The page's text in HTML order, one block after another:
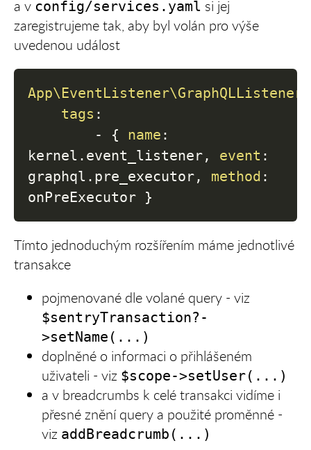
a v config/services.yaml si jej
zaregistrujeme tak, aby byl volán pro výše
uvedenou událost
App\EventListener\GraphQLListener
tags :
-
{ name :
kernel.event_listener, event :
graphql.pre_executor, method :
onPreExecutor }
Tímto jednoduchým rozšířením máme jednotlivé
transakce
pojmenované dle volané query - viz
$sentryTransaction?-
>setName(...)
doplněné o informaci o přihlášeném
uživateli - viz $scope->setUser(...)
a v breadcrumbs k celé transakci vidíme i
přesné znění query a použité proměnné -
viz addBreadcrumb(...)